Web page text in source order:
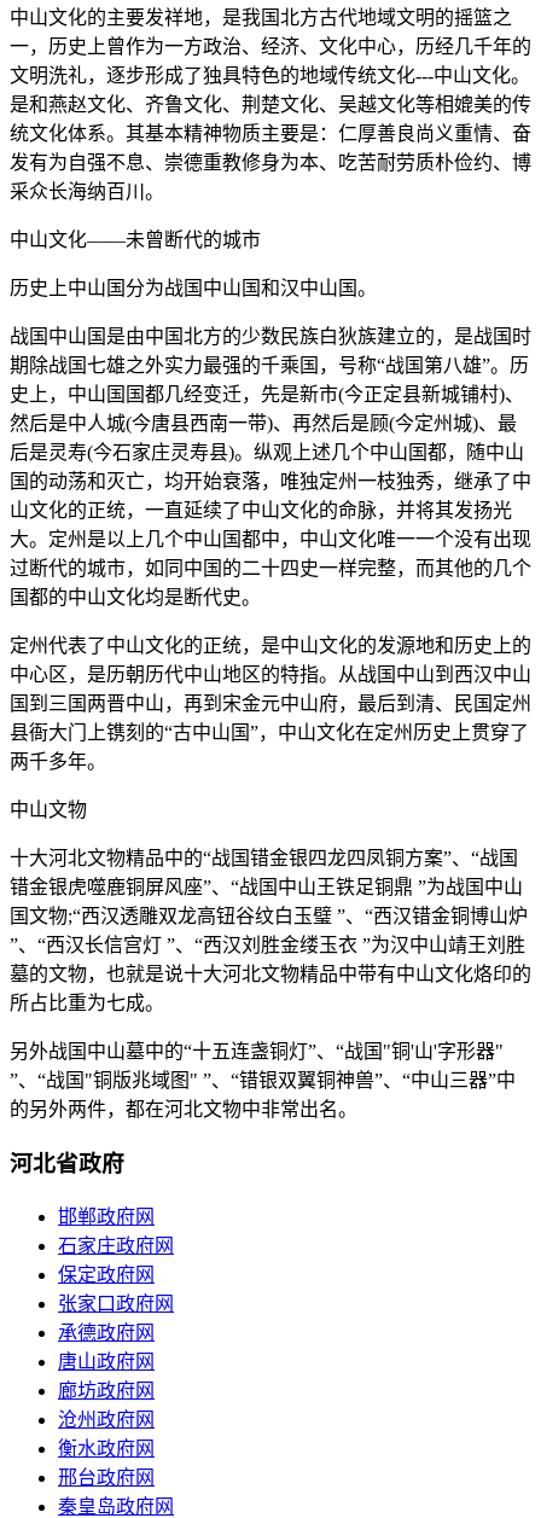
中山文化的主要发祥地，是我国北方古代地域文明的摇篮之
一，历史上曾作为一方政治、经济、文化中心，历经几千年的
文明洗礼，逐步形成了独具特色的地域传统文化---中山文化。
是和燕赵文化、齐鲁文化、荆楚文化、吴越文化等相媲美的传
统文化体系。其基本精神物质主要是：仁厚善良尚义重情、奋
发有为自强不息、崇德重教修身为本、吃苦耐劳质朴俭约、博
采众长海纳百川。
中山文化——未曾断代的城市
历史上中山国分为战国中山国和汉中山国。
战国中山国是由中国北方的少数民族白狄族建立的，是战国时
期除战国七雄之外实力最强的千乘国，号称“战国第八雄”。历
史上，中山国国都几经变迁，先是新市(今正定县新城铺村)、
然后是中人城(今唐县西南一带)、再然后是顾(今定州城)、最
后是灵寿(今石家庄灵寿县)。纵观上述几个中山国都，随中山
国的动荡和灭亡，均开始衰落，唯独定州一枝独秀，继承了中
山文化的正统，一直延续了中山文化的命脉，并将其发扬光
大。定州是以上几个中山国都中，中山文化唯一一个没有出现
过断代的城市，如同中国的二十四史一样完整，而其他的几个
国都的中山文化均是断代史。
定州代表了中山文化的正统，是中山文化的发源地和历史上的
中心区，是历朝历代中山地区的特指。从战国中山到西汉中山
国到三国两晋中山，再到宋金元中山府，最后到清、民国定州
县衙大门上镌刻的“古中山国”，中山文化在定州历史上贯穿了
两千多年。
中山文物
十大河北文物精品中的“战国错金银四龙四凤铜方案”、“战国
错金银虎噬鹿铜屏风座”、“战国中山王铁足铜鼎 ”为战国中山
国文物;“西汉透雕双龙高钮谷纹白玉璧 ”、“西汉错金铜博山炉
”、“西汉长信宫灯 ”、“西汉刘胜金缕玉衣 ”为汉中山靖王刘胜
墓的文物，也就是说十大河北文物精品中带有中山文化烙印的
所占比重为七成。
另外战国中山墓中的“十五连盏铜灯”、“战国"铜'山'字形器"
”、“战国"铜版兆域图" ”、“错银双翼铜神兽”、“中山三器”中
的另外两件，都在河北文物中非常出名。
河北省政府
邯郸政府网
石家庄政府网
保定政府网
张家口政府网
承德政府网
唐山政府网
廊坊政府网
沧州政府网
衡水政府网
邢台政府网
秦皇岛政府网